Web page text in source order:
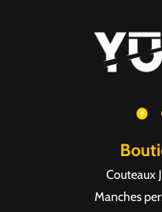
Couteaux
Manches